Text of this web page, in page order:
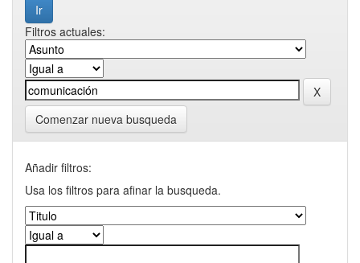
Filtros actuales:
Comenzar nueva busqueda
Añadir filtros:
Usa los filtros para afinar la busqueda.